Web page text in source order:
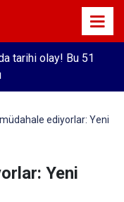
tarihi olay! Bu 51
ediyorlar: Yeni
Yeni